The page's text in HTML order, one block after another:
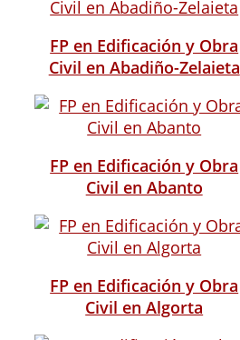
FP en Edificación y Obra
Civil en Abadiño-Zelaieta
FP en Edificación y Obra
Civil en Abanto
FP en Edificación y Obra
Civil en Algorta